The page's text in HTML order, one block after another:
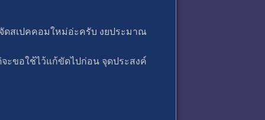
ดสเปคคอมใหม่อ่ะครับ งยประมาณ
ะขอใช้ไว้แก้ขัดไปก่อน จุดประสงค์